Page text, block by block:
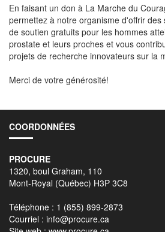
En faisant un don à La Marche du
permettez à notre organisme d'offrir
de soutien gratuits pour les hommes
prostate et leurs proches et vous
projets de recherche innovateurs sur la
Merci de votre générosité!
COORDONNÉES
PROCURE
1320, boul Graham, 110
Mont-Royal (Québec) H3P 3C8
Téléphone : 1 (855) 899-2873
Courriel : info@procure.ca